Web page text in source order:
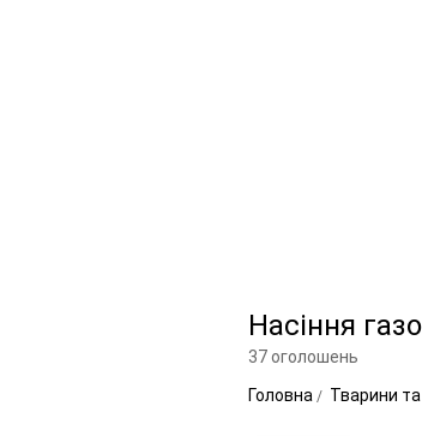
Насіння
37 оголошень
Головна
Тварини